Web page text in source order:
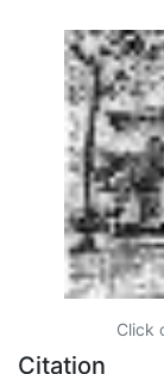
Click
Citation